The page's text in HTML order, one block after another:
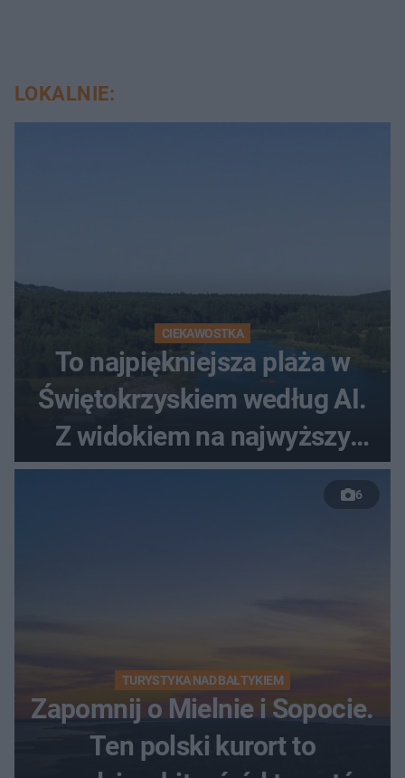
LOKALNIE:
CIEKAWOSTKA
To najpiękniejsza plaża w
Świętokrzyskiem według AI.
Z widokiem na najwyższy
szczyt Gór Świętokrzyskich
6
TURYSTYKA NAD BAŁTYKIEM
Zapomnij o Mielnie i Sopocie.
Ten polski kurort to